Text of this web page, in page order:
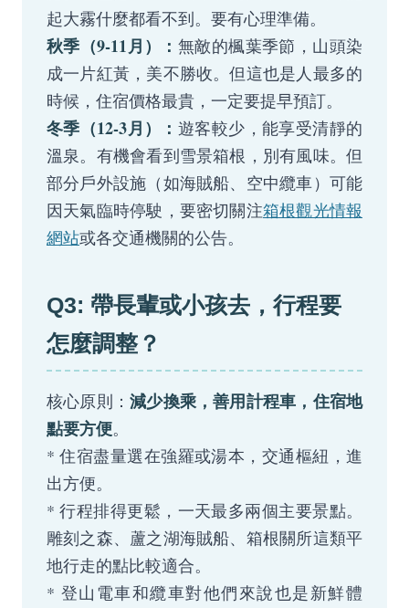
起大霧什麼都看不到。要有心理準備。
秋季（9-11月）： 無敵的楓葉季節，山頭染
成一片紅黃，美不勝收。但這也是人最多的
時候，住宿價格最貴，一定要提早預訂。
冬季（12-3月）： 遊客較少，能享受清靜的
溫泉。有機會看到雪景箱根，別有風味。但
部分戶外設施（如海賊船、空中纜車）可能
因天氣臨時停駛，要密切關注箱根觀光情報
網站或各交通機關的公告。
Q3: 帶長輩或小孩去，行程要
怎麼調整？
核心原則：減少換乘，善用計程車，住宿地
點要方便。
* 住宿盡量選在強羅或湯本，交通樞紐，進
出方便。
* 行程排得更鬆，一天最多兩個主要景點。
雕刻之森、蘆之湖海賊船、箱根關所這類平
地行走的點比較適合。
* 登山電車和纜車對他們來說也是新鮮體